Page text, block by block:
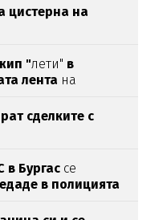
цистерна на
"лети" в
лента на
сделките с
в Бургас се
в полицията